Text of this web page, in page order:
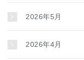
2026年5月
2026年4月